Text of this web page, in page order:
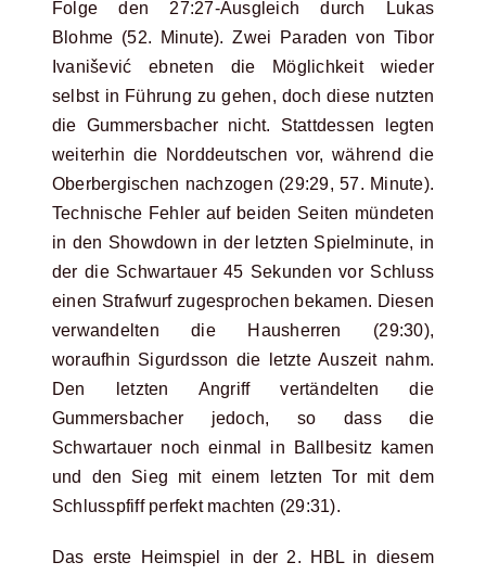
Folge den 27:27-Ausgleich durch Lukas
Blohme (52. Minute). Zwei Paraden von Tibor
Ivanišević ebneten die Möglichkeit wieder
selbst in Führung zu gehen, doch diese nutzten
die Gummersbacher nicht. Stattdessen legten
weiterhin die Norddeutschen vor, während die
Oberbergischen nachzogen (29:29, 57. Minute).
Technische Fehler auf beiden Seiten mündeten
in den Showdown in der letzten Spielminute, in
der die Schwartauer 45 Sekunden vor Schluss
einen Strafwurf zugesprochen bekamen. Diesen
verwandelten die Hausherren (29:30),
woraufhin Sigurdsson die letzte Auszeit nahm.
Den letzten Angriff vertändelten die
Gummersbacher jedoch, so dass die
Schwartauer noch einmal in Ballbesitz kamen
und den Sieg mit einem letzten Tor mit dem
Schlusspfiff perfekt machten (29:31).
Das erste Heimspiel in der 2. HBL in diesem